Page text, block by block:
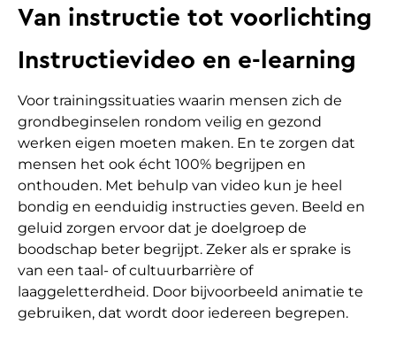
Van instructie tot voorlichting
Instructievideo en e-learning
Voor trainingssituaties waarin mensen zich de
grondbeginselen rondom veilig en gezond
werken eigen moeten maken. En te zorgen dat
mensen het ook écht 100% begrijpen en
onthouden. Met behulp van video kun je heel
bondig en eenduidig instructies geven. Beeld en
geluid zorgen ervoor dat je doelgroep de
boodschap beter begrijpt. Zeker als er sprake is
van een taal- of cultuurbarrière of
laaggeletterdheid. Door bijvoorbeeld animatie te
gebruiken, dat wordt door iedereen begrepen.